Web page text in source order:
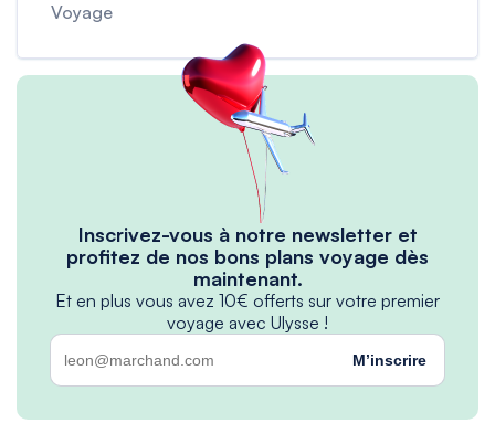
Voyage
Inscrivez-vous à notre newsletter et
profitez de nos bons plans voyage dès
maintenant.
Et en plus vous avez 10€ offerts sur votre premier
voyage avec Ulysse !
M’inscrire